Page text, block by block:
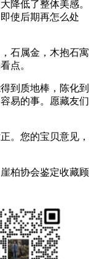
降低了整体美感。
使后期再怎么处
石属金，木抱石寓
点。
到质地棒，陈化到
易的事。愿藏友们
。您的宝贝意见，
柏协会鉴定收藏顾